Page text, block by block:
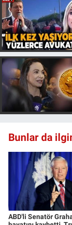
Bunlar da
ABD'li Senatör
Yerel
Canlı Yayın